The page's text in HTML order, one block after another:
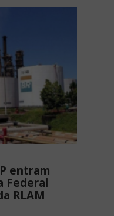
entram
Federal
RLAM